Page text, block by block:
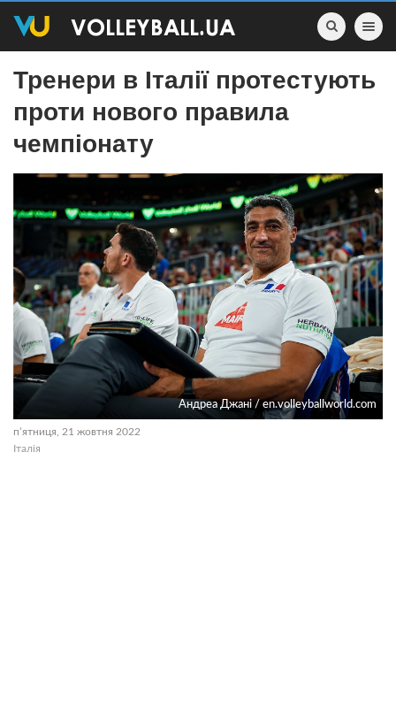
Toggle
Тренери в Італії протестують
проти нового правила
чемпіонату
Андреа Джані / en.volleyballworld.com
пʼятниця, 21 жовтня 2022
Італія